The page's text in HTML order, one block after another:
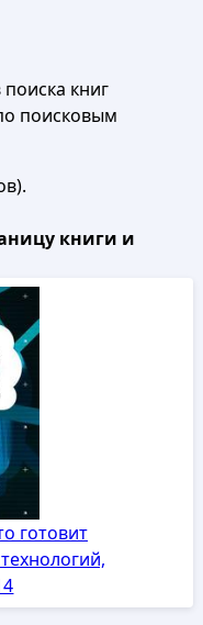
книг
поисковым
книги и
готовит